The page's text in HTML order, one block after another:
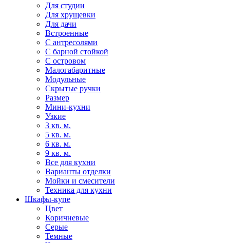
Для студии
Для хрущевки
Для дачи
Встроенные
С антресолями
С барной стойкой
С островом
Малогабаритные
Модульные
Скрытые ручки
Размер
Мини-кухни
Узкие
3 кв. м.
5 кв. м.
6 кв. м.
9 кв. м.
Все для кухни
Варианты отделки
Мойки и смесители
Техника для кухни
Шкафы-купе
Цвет
Коричневые
Серые
Темные